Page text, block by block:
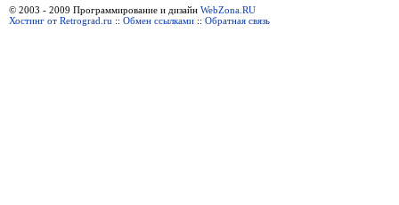
© 2003 - 2009 Программирование и дизайн WebZona.RU
Хостинг от Retrograd.ru :: Обмен ссылками :: Обратная связь